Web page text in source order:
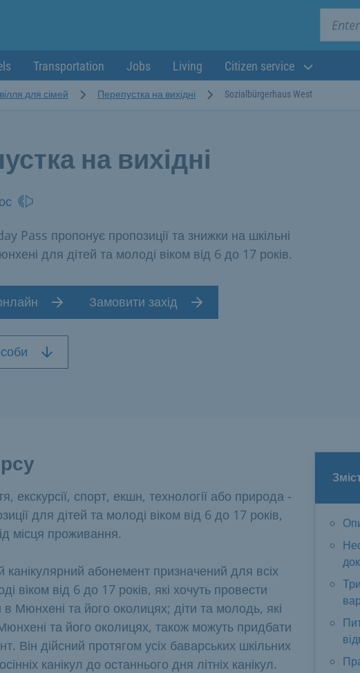
Transportation Jobs Living Citizen service
для сімей Перепустка на вихідні Sozialbürgerhaus West
на вихідні
Pass пропонує пропозиції та знижки на шкільні
для дітей та молоді віком від 6 до 17 років.
Замовити захід
екскурсії, спорт, екшн, технології або природа -
для дітей та молоді віком від 6 до 17 років,
місця проживання.
абонемент призначений для всіх
віком від 6 до 17 років, які хочуть провести
в Мюнхені та його околицях; діти та молодь, які
та його околицях, також можуть придбати
Він дійсний протягом усіх баварських шкільних
канікул до останнього дня літніх канікул.